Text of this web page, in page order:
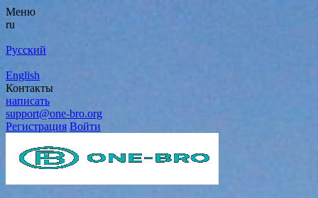
Меню
ru
Русский
English
Контакты
написать
support@one-bro.org
Регистрация Войти